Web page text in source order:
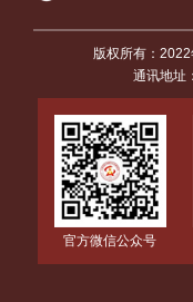
版权所有：
通讯地址
官方微信公众号